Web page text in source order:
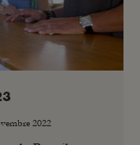
2022